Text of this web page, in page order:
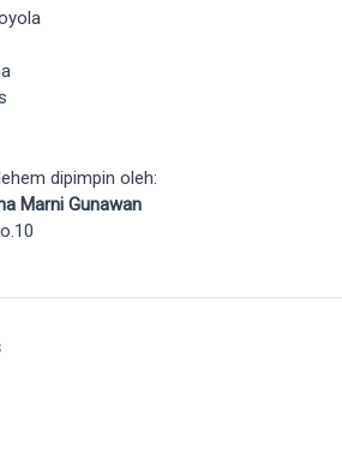
dipimpin oleh:
Marni Gunawan